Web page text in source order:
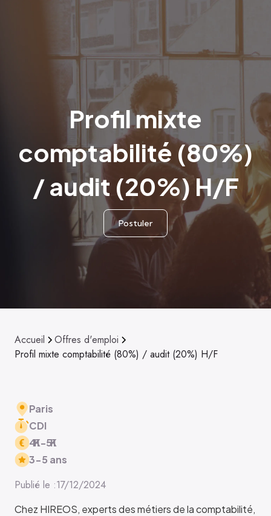
Profil mixte
comptabilité (80%)
/ audit (20%) H/F
Postuler
Accueil
Offres d'emploi
Profil mixte comptabilité (80%) / audit (20%) H/F
Paris
CDI
41
K-51
K
3-5 ans
Publié le :17/12/2024
Chez HIREOS, experts des métiers de la comptabilité,